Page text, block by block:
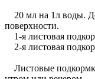
20 мл на 1л воды.
поверхности.
1-я листовая
2-я листовая
Листовые